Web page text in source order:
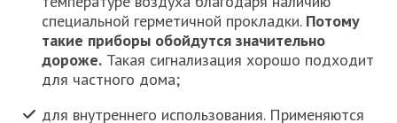
специальной герметичной прокладки. Потому
такие приборы обойдутся значительно
дороже. Такая сигнализация хорошо подходит
для частного дома;
для внутреннего использования. Применяются